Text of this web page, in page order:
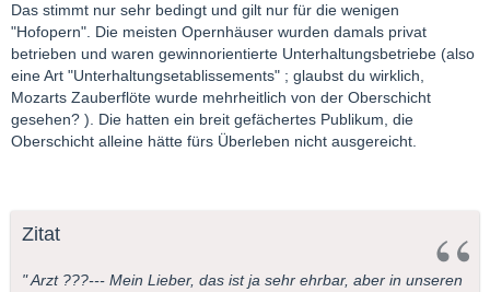
Das stimmt nur sehr bedingt und gilt nur für die wenigen
"Hofopern". Die meisten Opernhäuser wurden damals privat
betrieben und waren gewinnorientierte Unterhaltungsbetriebe (also
eine Art "Unterhaltungsetablissements" ; glaubst du wirklich,
Mozarts Zauberflöte wurde mehrheitlich von der Oberschicht
gesehen? ). Die hatten ein breit gefächertes Publikum, die
Oberschicht alleine hätte fürs Überleben nicht ausgereicht.
Zitat
" Arzt ???--- Mein Lieber, das ist ja sehr ehrbar, aber in unseren